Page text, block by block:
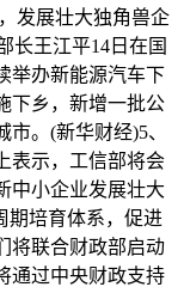
发展壮大独角兽企
长王江平14日在国
举办新能源汽车下
下乡，新增一批公
。(新华财经)5、
表示，工信部将会
中小企业发展壮大
期培育体系，促进
将联合财政部启动
通过中央财政支持